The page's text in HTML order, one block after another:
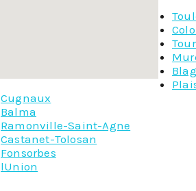
Cugnaux
Balma
Ramonville-Saint-Agne
Castanet-Tolosan
Fonsorbes
lUnion